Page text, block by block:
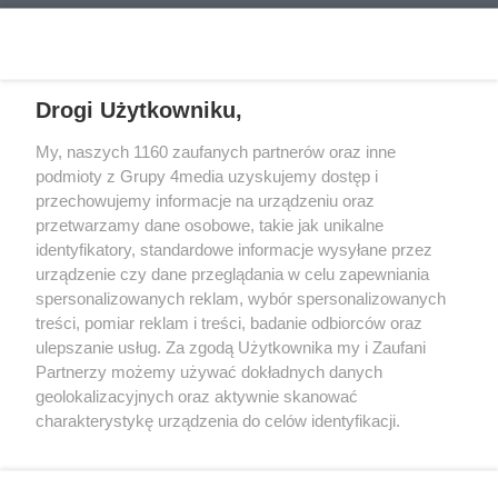
wspomnienia.
REKLAMA
REKLAMA
Reklama Kontakt
Informacja o Nadawcy
Drogi Użytkowniku,
My, naszych 1160 zaufanych partnerów oraz inne
podmioty z Grupy 4media uzyskujemy dostęp i
przechowujemy informacje na urządzeniu oraz
przetwarzamy dane osobowe, takie jak unikalne
identyfikatory, standardowe informacje wysyłane przez
urządzenie czy dane przeglądania w celu zapewniania
spersonalizowanych reklam, wybór spersonalizowanych
treści, pomiar reklam i treści, badanie odbiorców oraz
ulepszanie usług. Za zgodą Użytkownika my i Zaufani
Partnerzy możemy używać dokładnych danych
geolokalizacyjnych oraz aktywnie skanować
charakterystykę urządzenia do celów identyfikacji.